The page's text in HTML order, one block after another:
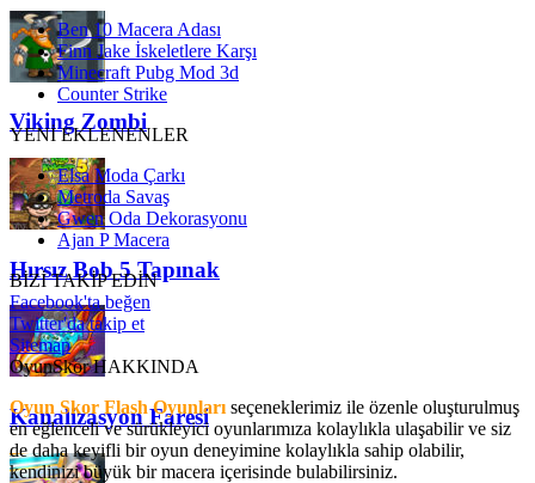
Viking Zombi
Hırsız Bob 5 Tapınak
Kanalizasyon Faresi
Ben 10 Macera Adası
Finn Jake İskeletlere Karşı
Minecraft Pubg Mod 3d
Counter Strike
YENİ EKLENENLER
Elsa Moda Çarkı
Metroda Savaş
Gwen Oda Dekorasyonu
Ajan P Macera
BİZİ TAKİP EDİN
Facebook'ta beğen
Twitter'da takip et
Sitemap
OyunSkor HAKKINDA
Oyun Skor Flash Oyunları seçeneklerimiz ile özenle oluşturulmuş
en eğlenceli ve sürükleyici oyunlarımıza kolaylıkla ulaşabilir ve siz
de daha keyifli bir oyun deneyimine kolaylıkla sahip olabilir,
kendinizi büyük bir macera içerisinde bulabilirsiniz.